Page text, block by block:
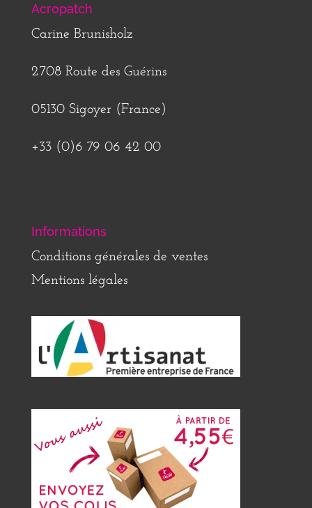
Acropatch
Carine Brunisholz
2708 Route des Guérins
05130 Sigoyer (France)
+33 (0)6 79 06 42 00
Informations
Conditions générales de ventes
Mentions légales